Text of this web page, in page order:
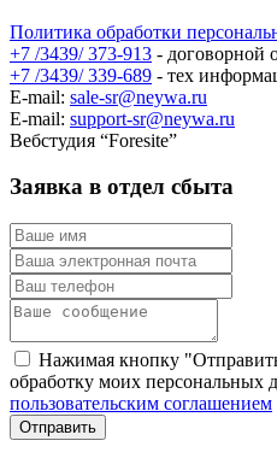
Политика обработки
+7 /3439/ 373-913 - договорной
+7 /3439/ 339-689 - тех
E-mail: sale-sr@neywa.ru
E-mail: support-sr@neywa.ru
Вебстудия “Foresite”
Заявка в отдел сбыта
Нажимая кнопку
обработку моих персональных
пользовательским соглашением